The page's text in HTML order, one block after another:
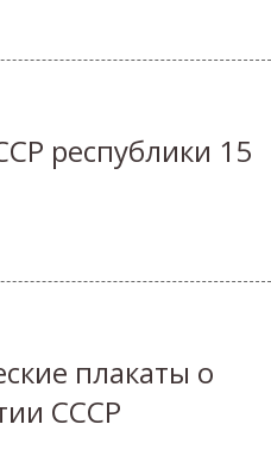
республики 15
плакаты о
СССР